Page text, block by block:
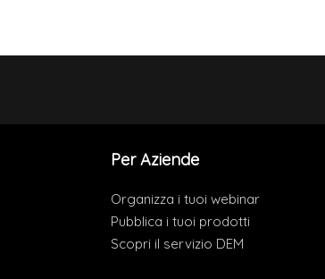
Per Aziende
Organizza i tuoi webinar
Pubblica i tuoi prodotti
Scopri il servizio DEM